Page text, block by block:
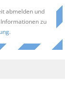
abmelden und
zu
.